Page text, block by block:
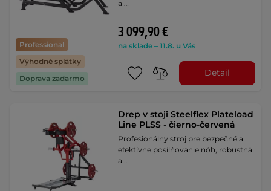
Professional
Výhodné splátky
Doprava zadarmo
a …
3 099,90 €
na sklade – 11.8. u Vás
Detail
Drep v stoji Steelflex Plateload
Line PLSS - čierno-červená
Profesionálny stroj pre bezpečné a
efektívne posilňovanie nôh, robustná
a …